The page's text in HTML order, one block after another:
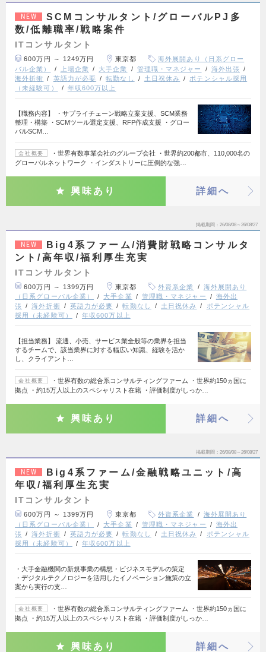
NEW
SCMコンサルタント/グローバルPJ多
数/低離職率/戦略案件
ITコンサルタント
600万円 ～ 1249万円 東京都
海外展開あり（日系グロー
バル企業）
上場企業 大手企業 管理職・マネジャー
海外出張
海外折衝
英語力が必要 転勤なし 土日祝休み
ポテンシャル採用
（未経験可）
年収600万以上
【職務内容】 ・サプライチェーン戦略立案支援、SCM業務
整理・構築 ・SCMツール選定支援、RFP作成支援 ・グロー
バルSCM…
会社概要
・世界有数事業会社のグループ会社 ・世界約200都市、110,000名の
グローバルネットワーク ・インダストリーに圧倒的な強…
興味あり 詳細へ
掲載期間 26/08/08～26/08/27
NEW
Big4系ファーム/消費財戦略コンサルタ
ント/高年収/福利厚生充実
ITコンサルタント
600万円 ～ 1399万円 東京都 外資系企業
海外展開あり
（日系グローバル企業）
大手企業 管理職・マネジャー
海外出
張
海外折衝 英語力が必要 転勤なし 土日祝休み
ポテンシャル
採用（未経験可）
年収600万以上
【担当業務】 流通、小売、サービス業全般等の業界を担当
するチームで、該当業界に対する幅広い知識、経験を活か
し、クライアント…
会社概要
・世界有数の総合系コンサルティングファーム ・世界約150ヵ国に
拠点 ・約15万人以上のスペシャリスト在籍 ・評価制度がしっか…
興味あり 詳細へ
掲載期間 26/08/08～26/08/27
NEW
Big4系ファーム/金融戦略ユニット/高
年収/福利厚生充実
ITコンサルタント
600万円 ～ 1399万円 東京都 外資系企業
海外展開あり
（日系グローバル企業）
大手企業 管理職・マネジャー
海外出
張
海外折衝 英語力が必要 転勤なし 土日祝休み
ポテンシャル
採用（未経験可）
年収600万以上
・大手金融機関の新規事業の構想・ビジネスモデルの策定
・デジタルテクノロジーを活用したイノベーション施策の立
案から実行の支…
会社概要
・世界有数の総合系コンサルティングファーム ・世界約150ヵ国に
拠点 ・約15万人以上のスペシャリスト在籍 ・評価制度がしっか…
興味あり 詳細へ